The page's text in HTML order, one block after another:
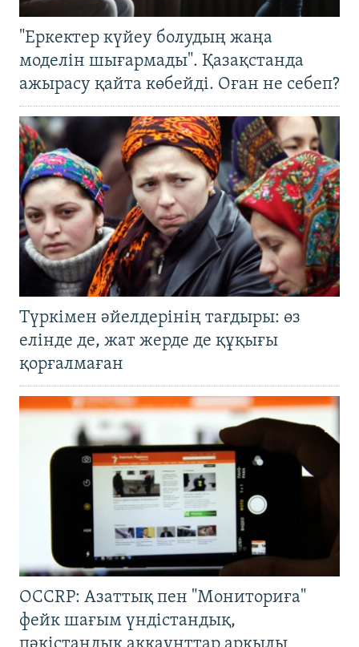
"Еркектер күйеу болудың жаңа
моделін шығармады". Қазақстанда
ажырасу қайта көбейді. Оған не себеп?
Түркімен әйелдерінің тағдыры: өз
елінде де, жат жерде де құқығы
қорғалмаған
OCCRP: Азаттық пен "Мониториға"
фейк шағым үндістандық,